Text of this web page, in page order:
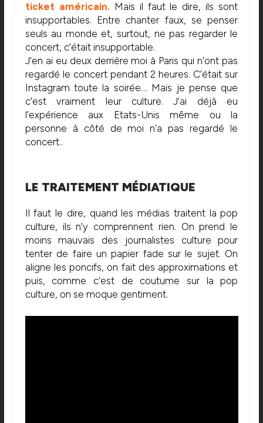
ticket américain.Mais il faut le dire, ils sont
insupportables. Entre chanter faux, se penser
seuls au monde et, surtout, ne pas regarder le
concert, c’était insupportable.
J’en ai eu deux derrière moi à Paris qui n’ont pas
regardé le concert pendant 2 heures. C’était sur
Instagram toute la soirée… Mais je pense que
c’est vraiment leur culture. J’ai déjà eu
l’expérience aux Etats-Unis même ou la
personne à côté de moi n’a pas regardé le
concert..
LE TRAITEMENT MÉDIATIQUE
Il faut le dire, quand les médias traitent la pop
culture, ils n’y comprennent rien. On prend le
moins mauvais des journalistes culture pour
tenter de faire un papier fade sur le sujet. On
aligne les poncifs, on fait des approximations et
puis, comme c’est de coutume sur la pop
culture, on se moque gentiment.